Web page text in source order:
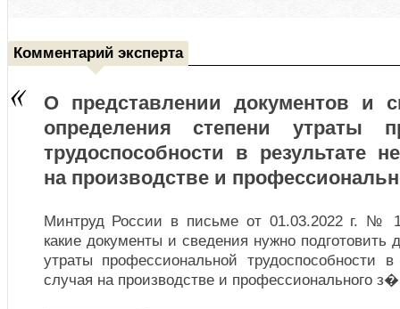
Комментарий эксперта
О представлении документов и
определения степени утраты
трудоспособности в результате
на производстве и
Минтруд России в письме от 01.03.2022 г. №
какие документы и сведения нужно подготовить
утраты профессиональной трудоспособности в
случая на производстве и профессионального з�